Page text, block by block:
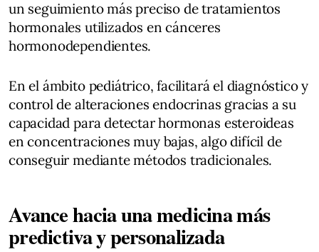
un seguimiento más preciso de tratamientos
hormonales utilizados en cánceres
hormonodependientes.
En el ámbito pediátrico, facilitará el diagnóstico y
control de alteraciones endocrinas gracias a su
capacidad para detectar hormonas esteroideas
en concentraciones muy bajas, algo difícil de
conseguir mediante métodos tradicionales.
Avance hacia una medicina más
predictiva y personalizada